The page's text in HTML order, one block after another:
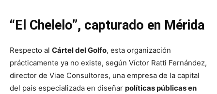
“El Chelelo”, capturado en Mérida
Respecto al Cártel del Golfo, esta organización
prácticamente ya no existe, según Víctor Ratti Fernández,
director de Viae Consultores, una empresa de la capital
del país especializada en diseñar políticas públicas en